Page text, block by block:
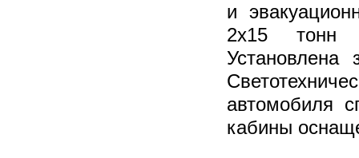
и
2х15 тонн
Установлена
автомобиля
кабины